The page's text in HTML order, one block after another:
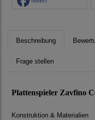
Beschreibung
Frage stellen
Plattenspieler Zavfino
Konstruktion & Materialien